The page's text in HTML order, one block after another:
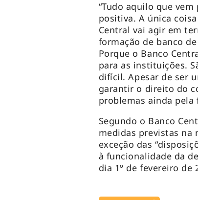
“Tudo aquilo que
positiva. A única
Central vai agir em
formação de banco
Porque o Banco
para as instituições.
difícil. Apesar de ser
garantir o direito do
problemas ainda pela
Segundo o Banco
medidas previstas na
exceção das
à funcionalidade da
dia 1º de fevereiro de